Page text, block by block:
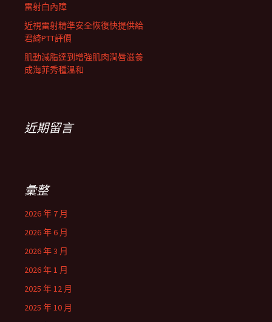
雷射白內障
近視雷射精準安全恢復快提供給
君綺PTT評價
肌動減脂達到增強肌肉潤唇滋養
成海菲秀種溫和
近期留言
彙整
2026 年 7 月
2026 年 6 月
2026 年 3 月
2026 年 1 月
2025 年 12 月
2025 年 10 月